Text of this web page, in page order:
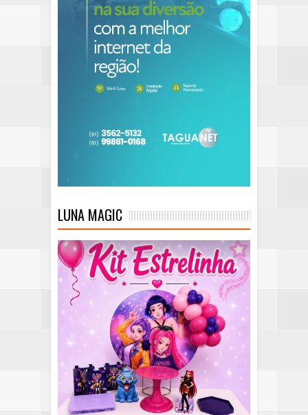
LUNA MAGIC